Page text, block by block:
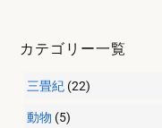
カテゴリー一覧
三畳紀 (22)
動物 (5)